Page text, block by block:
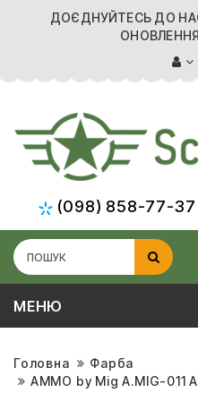
ДОЄДНУЙТЕСЬ ДО
(098) 858-77-37
МЕНЮ
Головна
Фарба
AMMO by Mig A.MIG-